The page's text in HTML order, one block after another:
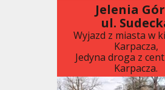
Jelenia
ul.
Wyjazd z miasta w
Karpacza,
Jedyna droga z
Karpacza.